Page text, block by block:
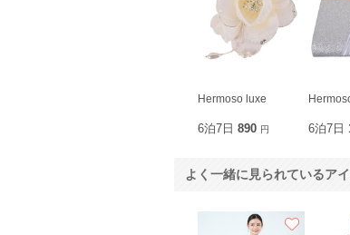
Hermoso luxe
6泊7日 890 円 6泊7日
よく一緒に見られているア